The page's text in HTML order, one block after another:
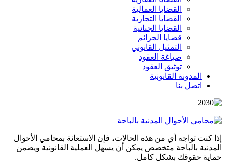
القضايا العمالية
القضايا التجارية
القضايا الجنائية
قضايا الجرائم
التمثيل القانوني
صياغة العقود
توثيق العقود
المدونة القانونية
اتصل بنا
إذا كنت تواجه أي من هذه الحالات، فإن الاستعانة بمحامي الأحوال
المدنية بالباحة متخصص يمكن أن يسهل العملية القانونية ويضمن
حماية حقوقك بشكل كامل.